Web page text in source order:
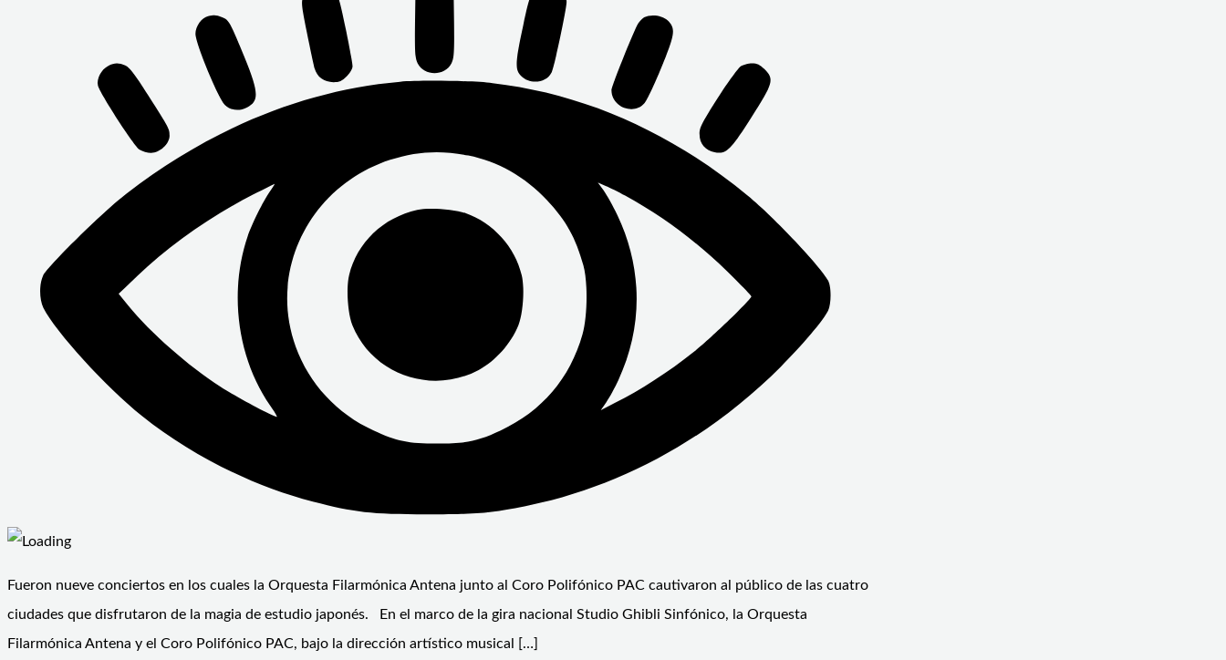
Fueron nueve conciertos en los cuales la Orquesta Filarmónica Antena junto al Coro Polifónico PAC cautivaron al público de las cuatro
ciudades que disfrutaron de la magia de estudio japonés. En el marco de la gira nacional Studio Ghibli Sinfónico, la Orquesta
Filarmónica Antena y el Coro Polifónico PAC, bajo la dirección artístico musical […]